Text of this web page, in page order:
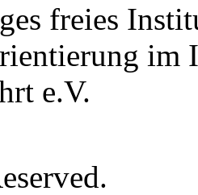
freies
im
e.V.